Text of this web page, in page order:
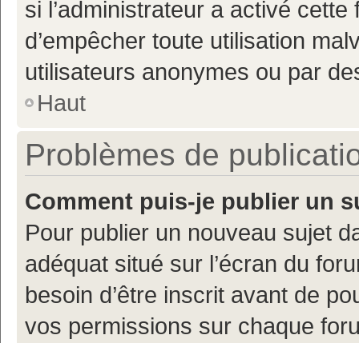
si l’administrateur a activé
d’empêcher toute utilisation
utilisateurs anonymes ou par
Haut
Problèmes de
Comment puis-je publier un
Pour publier un nouveau sujet
adéquat situé sur l’écran du
besoin d’être inscrit avant de
vos permissions sur chaque